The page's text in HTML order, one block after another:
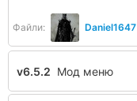
Файли: Daniel1647
v6.5.2 Мод меню